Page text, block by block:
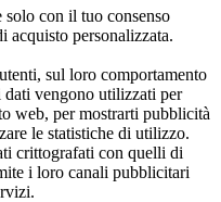
con il tuo consenso
acquisto personalizzata.
sul loro comportamento
vengono utilizzati per
web, per mostrarti pubblicità
le statistiche di utilizzo.
crittografati con quelli di
i loro canali pubblicitari